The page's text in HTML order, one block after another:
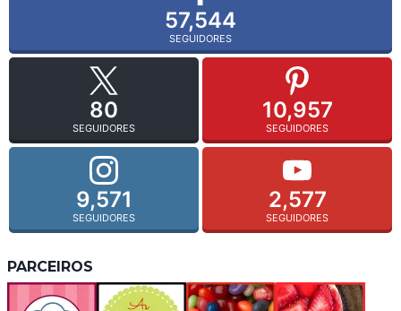
57,544
SEGUIDORES
80
SEGUIDORES
10,957
SEGUIDORES
9,571
SEGUIDORES
2,577
SEGUIDORES
PARCEIROS